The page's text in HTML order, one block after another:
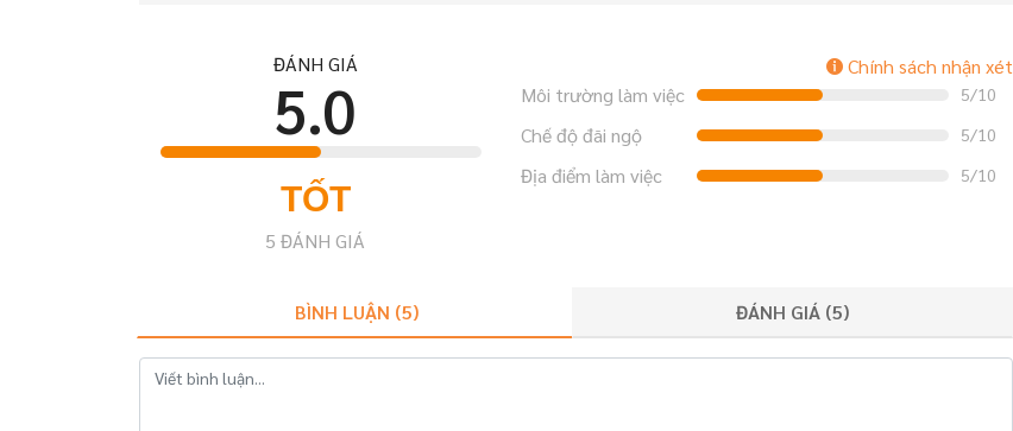
ĐÁNH GIÁ
5.0
TỐT
5 ĐÁNH GIÁ
Chính sách nhận xét
Môi trường làm việc
5/10
Chế độ đãi ngộ 5/10
Địa điểm làm việc 5/10
BÌNH LUẬN (5) ĐÁNH GIÁ (5)